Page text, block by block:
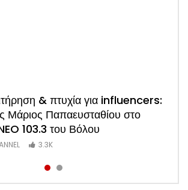
& πτυχία για influencers:
Μάριος Παπαευσταθίου στο
103.3 του Βόλου
3.3K
Η πρώτη συνέντευξη του
Ξενοδόχων Σκιάθου Άκη
1